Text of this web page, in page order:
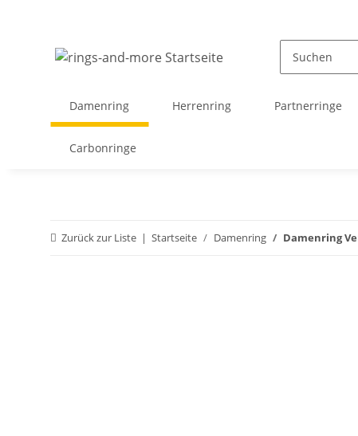
Damenring Herrenring Partnerringe
Carbonringe
Zurück zur Liste Startseite Damenring Damenring